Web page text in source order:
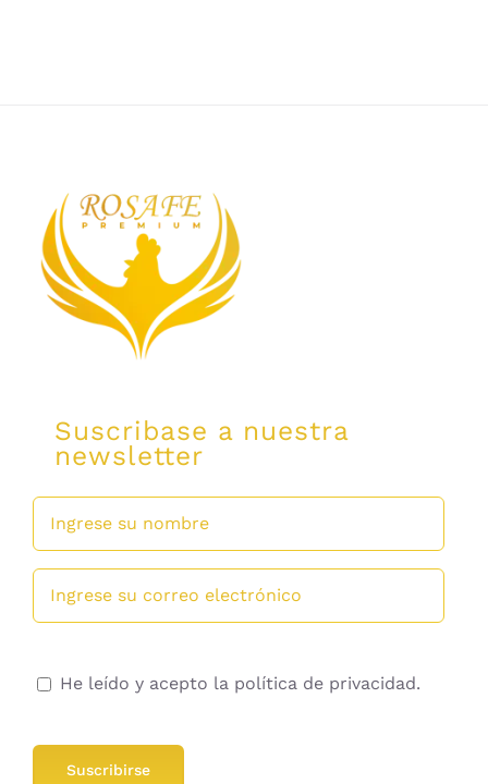
Suscribase a nuestra
newsletter
He leído y acepto la política de privacidad.